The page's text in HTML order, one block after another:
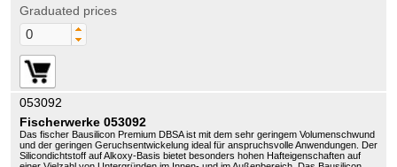
Graduated prices
053092
Fischerwerke 053092
Das fischer Bausilicon Premium DBSA ist mit dem sehr geringem Volumenschwund
und der geringen Geruchsentwickelung ideal für anspruchsvolle Anwendungen. Der
Silicondichtstoff auf Alkoxy-Basis bietet besonders hohen Hafteigenschaften auf